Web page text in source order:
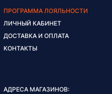
ПРОГРАММА ЛОЯЛЬНОСТИ
ЛИЧНЫЙ КАБИНЕТ
ДОСТАВКА И ОПЛАТА
КОНТАКТЫ
АДРЕСА МАГАЗИНОВ: